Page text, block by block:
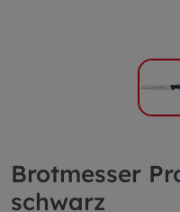
Brotmesser
schwarz